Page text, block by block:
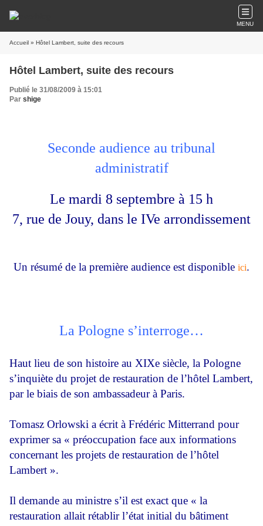
MENU
Accueil » Hôtel Lambert, suite des recours
Hôtel Lambert, suite des recours
Publié le 31/08/2009 à 15:01
Par shige
Seconde audience au tribunal
administratif
Le mardi 8 septembre à 15 h
7, rue de Jouy, dans le IVe arrondissement
Un résumé de la première audience est disponible ici.
La Pologne s’interroge…
Haut lieu de son histoire au XIXe siècle, la Pologne
s’inquiète du projet de restauration de l’hôtel Lambert,
par le biais de son ambassadeur à Paris.
Tomasz Orlowski a écrit à Frédéric Mitterrand pour
exprimer sa « préoccupation face aux informations
concernant les projets de restauration de l’hôtel
Lambert ».
Il demande au ministre s’il est exact que « la
restauration allait rétablir l’état initial du bâtiment